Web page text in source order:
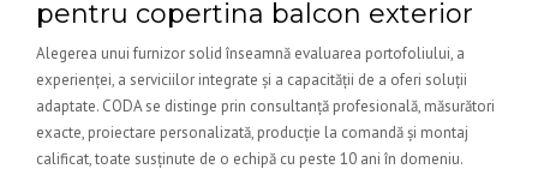
pentru copertina balcon exterior
Alegerea unui furnizor solid înseamnă evaluarea portofoliului, a
experienței, a serviciilor integrate și a capacității de a oferi soluții
adaptate. CODA se distinge prin consultanță profesională, măsurători
exacte, proiectare personalizată, producție la comandă și montaj
calificat, toate susținute de o echipă cu peste 10 ani în domeniu.